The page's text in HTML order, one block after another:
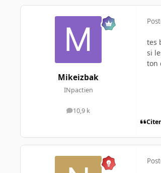
Mikeizbak
INpactien
10,9 k
messages
tes
si
ton
Citer